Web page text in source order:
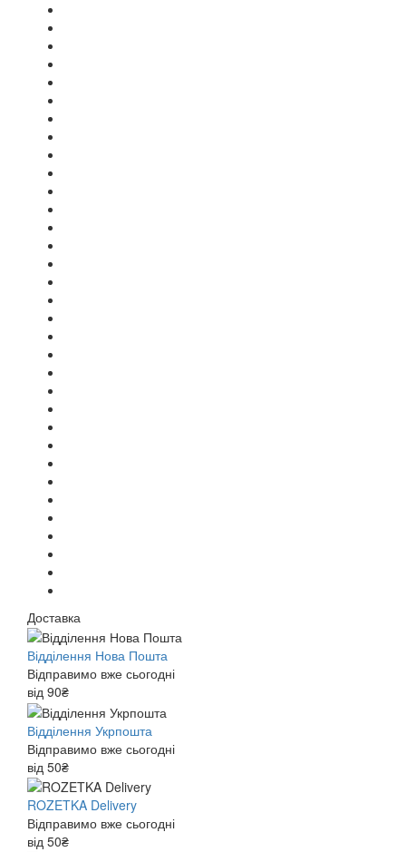
Доставка
Відділення Нова Пошта
Відправимо вже сьогодні
від 90₴
Відділення Укрпошта
Відправимо вже сьогодні
від 50₴
ROZETKA Delivery
Відправимо вже сьогодні
від 50₴